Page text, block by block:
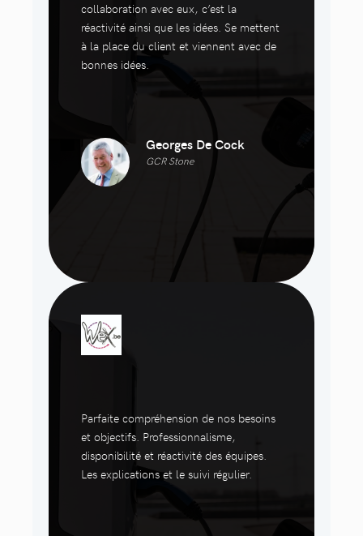
collaboration avec eux, c’est la
réactivité ainsi que les idées. Se mettent
à la place du client et viennent avec de
bonnes idées.
Georges De Cock
GCR Stone
Parfaite compréhension de nos besoins
et objectifs. Professionnalisme,
disponibilité et réactivité des équipes.
Les explications et le suivi régulier.